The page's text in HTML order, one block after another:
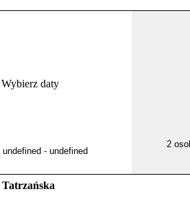
Wybierz daty
2
Tatrzańska